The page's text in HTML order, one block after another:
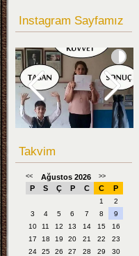
Instagram Sayfamız
Takvim
<< Ağustos 2026 >>
P S Ç P C C P
1
2
3
4 5 6 7 8
9
10
11 12 13 14 15
16
17
18 19 20 21 22
23
24
25 26 27 28 29
30